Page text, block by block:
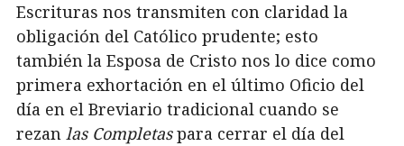
Escrituras nos transmiten con claridad la
obligación del Católico prudente; esto
también la Esposa de Cristo nos lo dice como
primera exhortación en el último Oficio del
día en el Breviario tradicional cuando se
rezan las Completaspara cerrar el día del